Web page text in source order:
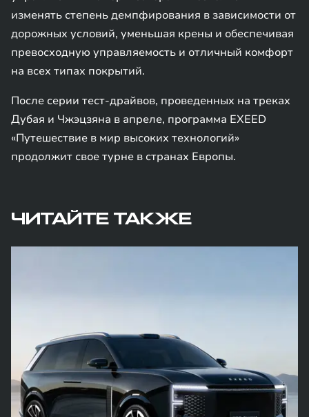
изменять степень демпфирования в зависимости от
дорожных условий, уменьшая крены и обеспечивая
превосходную управляемость и отличный комфорт
на всех типах покрытий.
После серии тест-драйвов, проведенных на треках
Дубая и Чжэцзяна в апреле, программа EXEED
«Путешествие в мир высоких технологий»
продолжит свое турне в странах Европы.
ЧИТАЙТЕ ТАКЖЕ